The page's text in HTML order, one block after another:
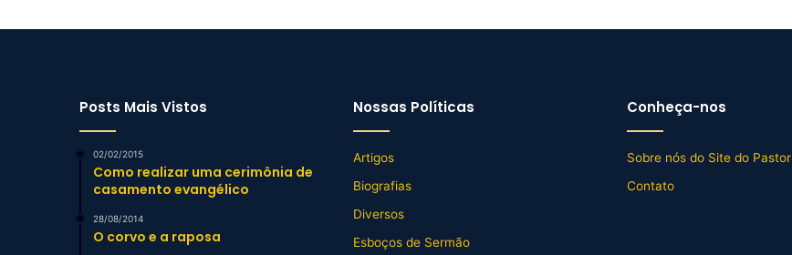
Posts Mais Vistos
02/02/2015
Como realizar uma cerimônia de
casamento evangélico
28/08/2014
O corvo e a raposa
Nossas Políticas
Artigos
Biografias
Diversos
Esboços de Sermão
Conheça-nos
Sobre nós do Site do Pastor
Contato